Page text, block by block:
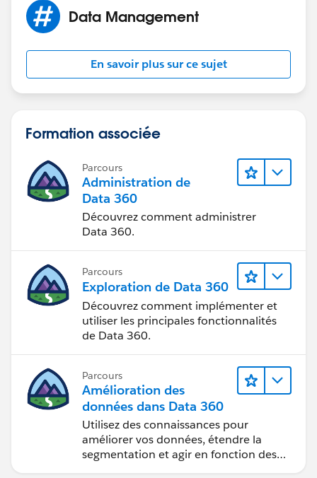
Data Management
En savoir plus sur ce sujet
Formation associée
Parcours
Administration de
Data 360
Découvrez comment administrer
Data 360.
Parcours
Exploration de Data 360
Découvrez comment implémenter et
utiliser les principales fonctionnalités
de Data 360.
Parcours
Amélioration des
données dans Data 360
Utilisez des connaissances pour
améliorer vos données, étendre la
segmentation et agir en fonction des
données.